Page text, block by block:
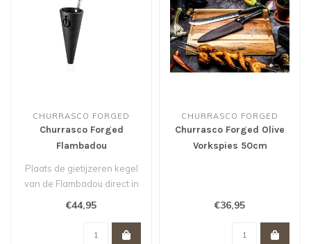
CHURRASCO FORGED
Churrasco Forged
Flambadou
Plaats de gietijzeren kegel
van de Flambadou direct in
het vuur of in de kolen. ..
€44,95
CHURRASCO FORGED
Churrasco Forged Olive
Vorkspies 50cm
€36,95